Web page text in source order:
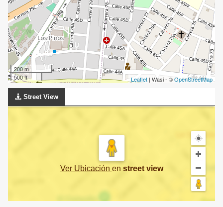
200 m
500 ft
Leaflet | Wasi - ©OpenStreetMap
Street View
Ver Ubicación en street view